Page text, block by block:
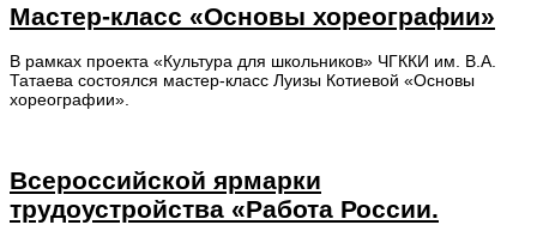
Мастер-класс «Основы хореографии»
В рамках проекта «Культура для школьников» ЧГККИ им. В.А.
Татаева состоялся мастер-класс Луизы Котиевой «Основы
хореографии».
Всероссийской ярмарки
трудоустройства «Работа России.